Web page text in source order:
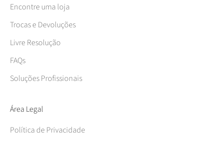
Encontre uma loja
Trocas e Devoluções
Livre Resolução
FAQs
Soluções Profissionais
Área Legal
Política de Privacidade